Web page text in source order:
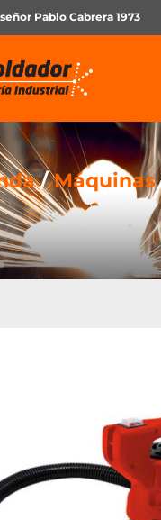
Pablo Cabrera 1973
/